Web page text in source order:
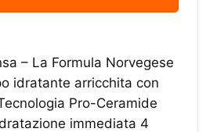
– La Formula Norvegese
idratante arricchita con
Pro-Ceramide
immediata 4